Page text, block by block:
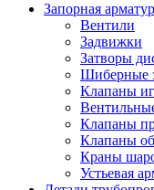
Запорная
Вентили
Задвижки
Затворы
Шиберные
Клапаны
Клапаны
Клапаны
Краны
Устьевая